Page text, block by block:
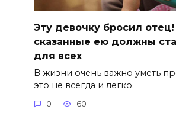
Эту девочку бросил
сказанные ею должны
для всех
В жизни очень важно уметь
это не всегда и легко.
0 60